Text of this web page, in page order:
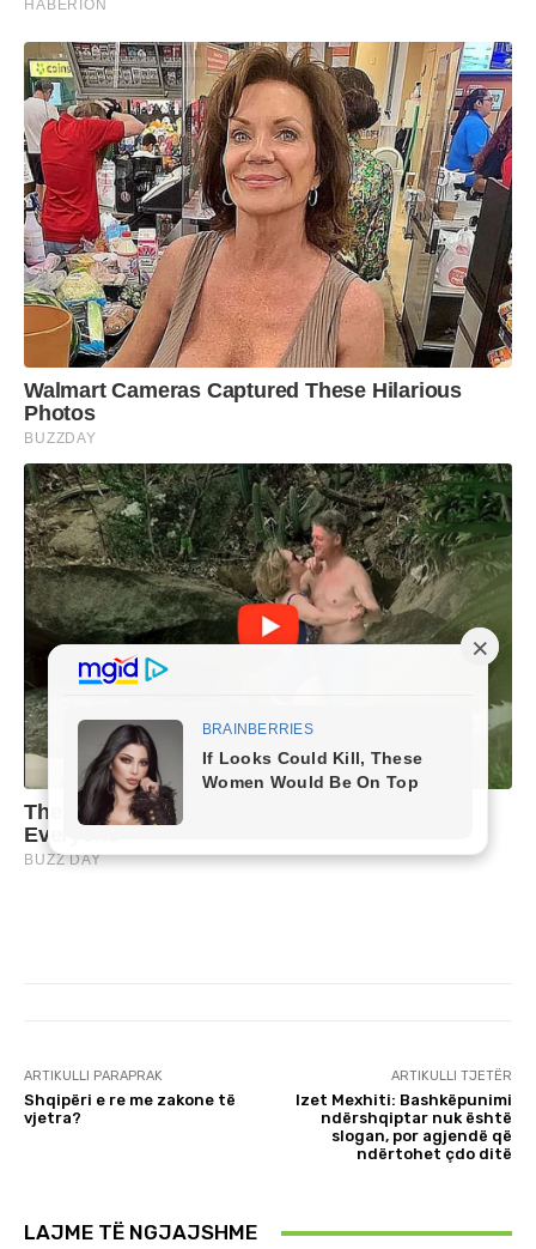
ARTIKULLI PARAPRAK
Shqipëri e re me zakone të
vjetra?
ARTIKULLI TJETËR
Izet Mexhiti: Bashkëpunimi
ndërshqiptar nuk është
slogan, por agjendë që
ndërtohet çdo ditë
LAJME TË NGJAJSHME